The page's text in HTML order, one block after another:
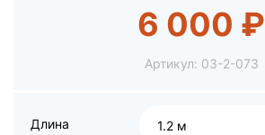
6 000 ₽
Артикул: 03-2-073
Длина 1.2 м